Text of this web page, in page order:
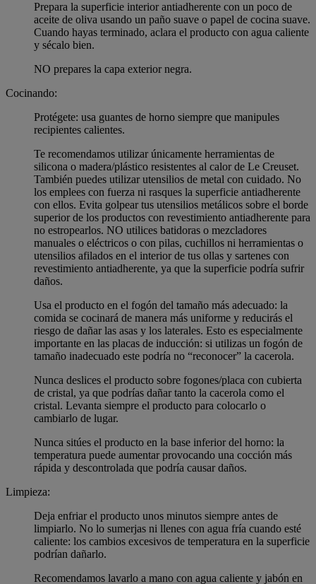
Prepara la superficie interior antiadherente con un poco de
aceite de oliva usando un paño suave o papel de cocina suave.
Cuando hayas terminado, aclara el producto con agua caliente
y sécalo bien.
NO prepares la capa exterior negra.
Cocinando:
Protégete: usa guantes de horno siempre que manipules
recipientes calientes.
Te recomendamos utilizar únicamente herramientas de
silicona o madera/plástico resistentes al calor de Le Creuset.
También puedes utilizar utensilios de metal con cuidado. No
los emplees con fuerza ni rasques la superficie antiadherente
con ellos. Evita golpear tus utensilios metálicos sobre el borde
superior de los productos con revestimiento antiadherente para
no estropearlos. NO utilices batidoras o mezcladores
manuales o eléctricos o con pilas, cuchillos ni herramientas o
utensilios afilados en el interior de tus ollas y sartenes con
revestimiento antiadherente, ya que la superficie podría sufrir
daños.
Usa el producto en el fogón del tamaño más adecuado: la
comida se cocinará de manera más uniforme y reducirás el
riesgo de dañar las asas y los laterales. Esto es especialmente
importante en las placas de inducción: si utilizas un fogón de
tamaño inadecuado este podría no “reconocer” la cacerola.
Nunca deslices el producto sobre fogones/placa con cubierta
de cristal, ya que podrías dañar tanto la cacerola como el
cristal. Levanta siempre el producto para colocarlo o
cambiarlo de lugar.
Nunca sitúes el producto en la base inferior del horno: la
temperatura puede aumentar provocando una cocción más
rápida y descontrolada que podría causar daños.
Limpieza:
Deja enfriar el producto unos minutos siempre antes de
limpiarlo. No lo sumerjas ni llenes con agua fría cuando esté
caliente: los cambios excesivos de temperatura en la superficie
podrían dañarlo.
Recomendamos lavarlo a mano con agua caliente y jabón en